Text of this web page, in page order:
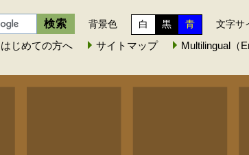
背景色 白 黒 青 文字サ
はじめての方へ サイトマップ Multilingual（